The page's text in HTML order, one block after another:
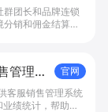
团长和品牌连锁
销和佣金结算，
管理系
官网
客服销售管理系统
绩统计，帮助商